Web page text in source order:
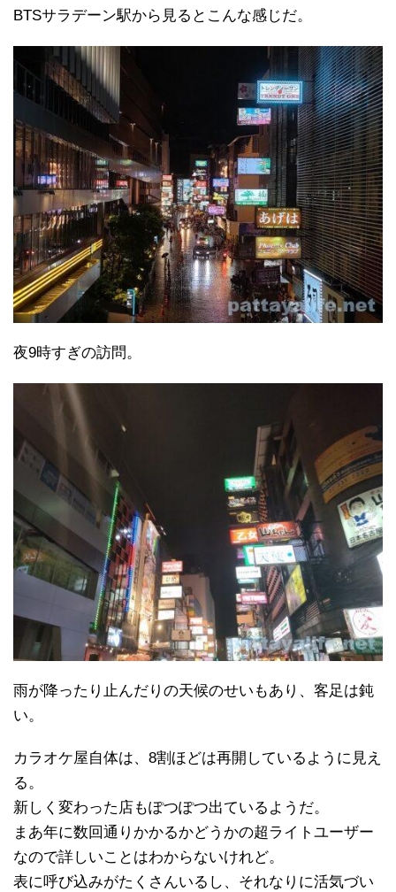
BTSサラデーン駅から見るとこんな感じだ。
夜9時すぎの訪問。
雨が降ったり止んだりの天候のせいもあり、客足は鈍
い。
カラオケ屋自体は、8割ほどは再開しているように見え
る。
新しく変わった店もぽつぽつ出ているようだ。
まあ年に数回通りかかるかどうかの超ライトユーザー
なので詳しいことはわからないけれど。
表に呼び込みがたくさんいるし、それなりに活気づい